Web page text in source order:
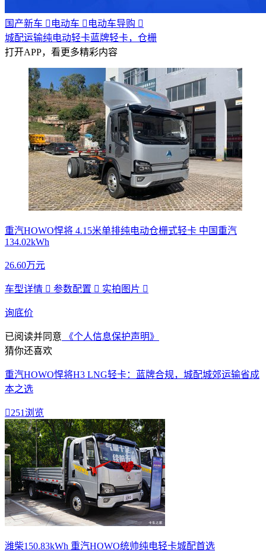
国产新车  电动车  电动车导购 
城配运输纯电动轻卡蓝牌轻卡，仓栅
打开APP，看更多精彩内容
重汽HOWO悍将 4.15米单排纯电动仓栅式轻卡 中国重汽
134.02kWh
26.60万元
车型详情  参数配置  实拍图片 
询底价
已阅读并同意 《个人信息保护声明》
猜你还喜欢
重汽HOWO悍将H3 LNG轻卡：蓝牌合规，城配城郊运输省成
本之选
251浏览
潍柴150.83kWh 重汽HOWO统帅纯电轻卡城配首选